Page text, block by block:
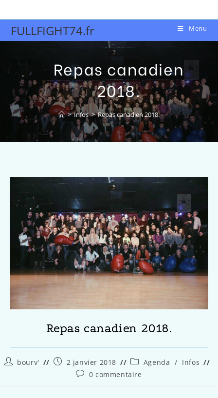
FULLFIGHT74.fr Menu
Repas canadien
2018.
> Infos > Repas canadien 2018.
Repas canadien 2018.
bourv' 2 janvier 2018 Agenda / Infos
0 commentaire